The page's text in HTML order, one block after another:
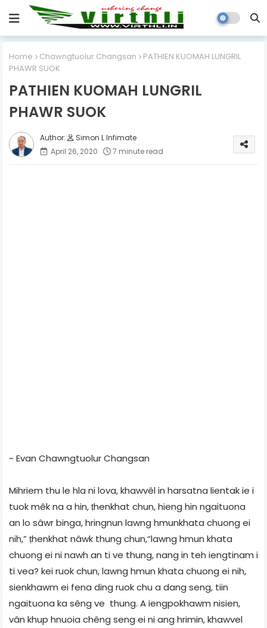
Home Chawngtuolur Changsan
PATHIEN KUOMAH LUNGRIL
PHAWR SUOK
PATHIEN KUOMAH LUNGRIL
PHAWR SUOK
Simon L Infimate
April 26, 2020
7 minute read
~ Evan Chawngtuolur Changsan
Mihriem thu le hla ni lova, khawvêl in harsatna lientak ie i
tuok mêk na a hin, ṭhenkhat chun, hieng hin ngaituona
an lo sâwr binga, hringnun lawng hmunkhata chuong ei
nih,” ṭhenkhat nâwk thung chun,“lawng hmun khata
chuong ei ni nawh an ti ve thung, nang in teh iengtinam i
ti vea? kei ruok chun, lawng hmun khata chuong ei nih,
sienkhawm ei fena ding ruok chu a dang seng, tiin
ngaituona ka sêng ve thung. A iengpokhawm nisien,
vân khup hnuoia chêng seng ei ni ang hrimin, khawvel